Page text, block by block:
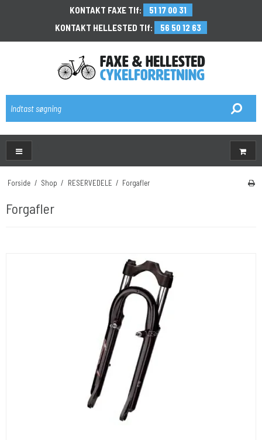
KONTAKT FAXE Tlf:
51 17 00 31
KONTAKT HELLESTED Tlf:
56 50 12 63
Forside / Shop / RESERVEDELE / Forgafler
Forgafler